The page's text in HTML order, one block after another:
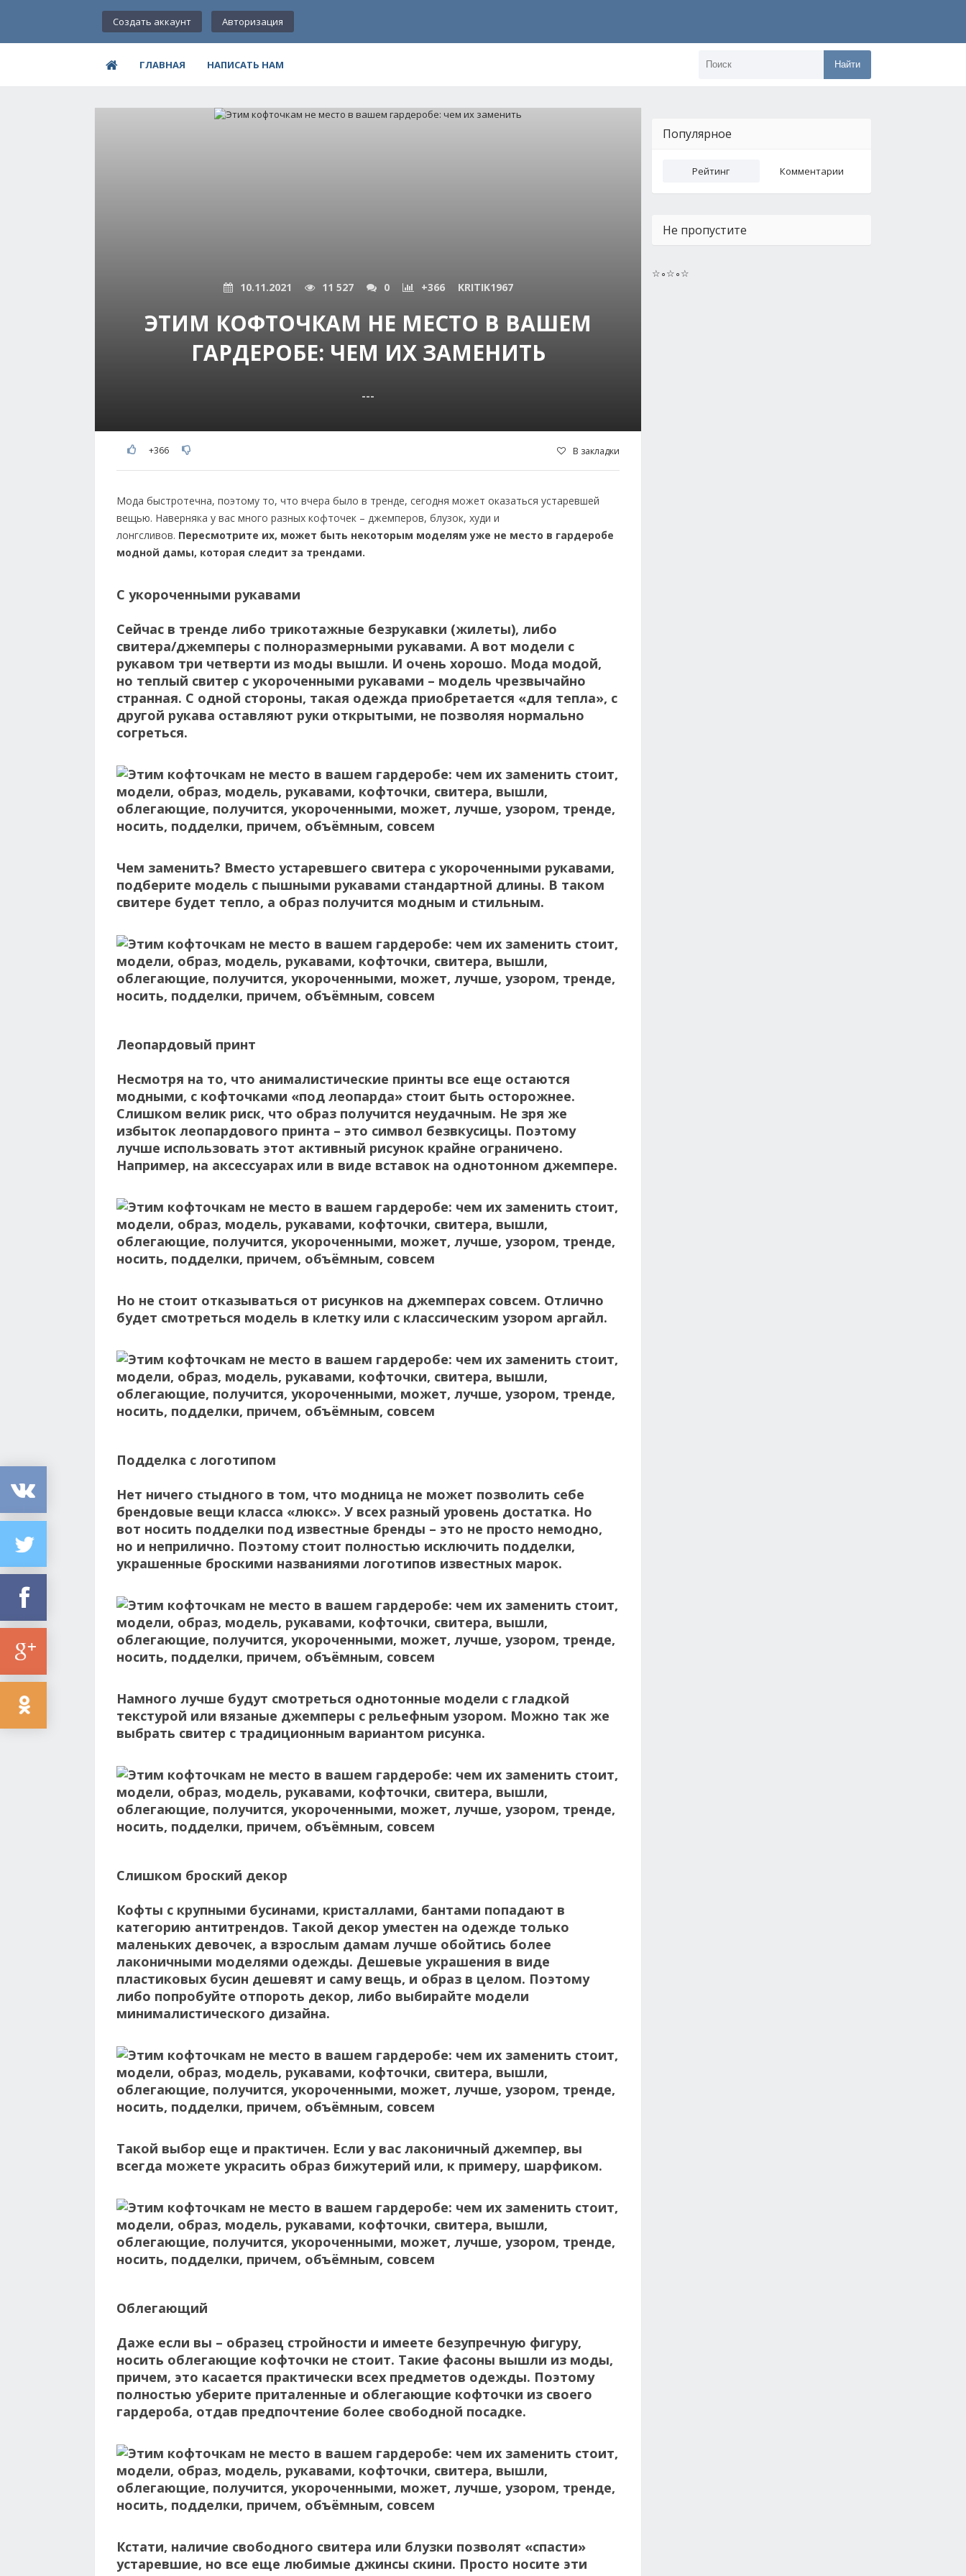
Создать аккаунт Авторизация
ГЛАВНАЯ НАПИСАТЬ НАМ Найти
10.11.2021 11 527 0 +366 KRITIK1967
ЭТИМ КОФТОЧКАМ НЕ МЕСТО В ВАШЕМ
ГАРДЕРОБЕ: ЧЕМ ИХ ЗАМЕНИТЬ
---
+366 В закладки
Мода быстротечна, поэтому то, что вчера было в тренде, сегодня может оказаться устаревшей
вещью. Наверняка у вас много разных кофточек – джемперов, блузок, худи и
лонгсливов. Пересмотрите их, может быть некоторым моделям уже не место в гардеробе
модной дамы, которая следит за трендами.
С укороченными рукавами
Сейчас в тренде либо трикотажные безрукавки (жилеты), либо
свитера/джемперы с полноразмерными рукавами. А вот модели с
рукавом три четверти из моды вышли. И очень хорошо. Мода модой,
но теплый свитер с укороченными рукавами – модель чрезвычайно
странная. С одной стороны, такая одежда приобретается «для тепла», с
другой рукава оставляют руки открытыми, не позволяя нормально
согреться.
Чем заменить? Вместо устаревшего свитера с укороченными рукавами,
подберите модель с пышными рукавами стандартной длины. В таком
свитере будет тепло, а образ получится модным и стильным.
Леопардовый принт
Несмотря на то, что анималистические принты все еще остаются
модными, с кофточками «под леопарда» стоит быть осторожнее.
Слишком велик риск, что образ получится неудачным. Не зря же
избыток леопардового принта – это символ безвкусицы. Поэтому
лучше использовать этот активный рисунок крайне ограничено.
Например, на аксессуарах или в виде вставок на однотонном джемпере.
Но не стоит отказываться от рисунков на джемперах совсем. Отлично
будет смотреться модель в клетку или с классическим узором аргайл.
Подделка с логотипом
Нет ничего стыдного в том, что модница не может позволить себе
брендовые вещи класса «люкс». У всех разный уровень достатка. Но
вот носить подделки под известные бренды – это не просто немодно,
но и неприлично. Поэтому стоит полностью исключить подделки,
украшенные броскими названиями логотипов известных марок.
Намного лучше будут смотреться однотонные модели с гладкой
текстурой или вязаные джемперы с рельефным узором. Можно так же
выбрать свитер с традиционным вариантом рисунка.
Слишком броский декор
Кофты с крупными бусинами, кристаллами, бантами попадают в
категорию антитрендов. Такой декор уместен на одежде только
маленьких девочек, а взрослым дамам лучше обойтись более
лаконичными моделями одежды. Дешевые украшения в виде
пластиковых бусин дешевят и саму вещь, и образ в целом. Поэтому
либо попробуйте отпороть декор, либо выбирайте модели
минималистического дизайна.
Такой выбор еще и практичен. Если у вас лаконичный джемпер, вы
всегда можете украсить образ бижутерий или, к примеру, шарфиком.
Облегающий
Даже если вы – образец стройности и имеете безупречную фигуру,
носить облегающие кофточки не стоит. Такие фасоны вышли из моды,
причем, это касается практически всех предметов одежды. Поэтому
полностью уберите приталенные и облегающие кофточки из своего
гардероба, отдав предпочтение более свободной посадке.
Кстати, наличие свободного свитера или блузки позволят «спасти»
устаревшие, но все еще любимые джинсы скини. Просто носите эти
Популярное
Рейтинг Комментарии
Не пропустите
☆∘☆∘☆